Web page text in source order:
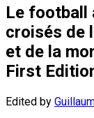
Le football
croisés de
et de la
First
Edited by